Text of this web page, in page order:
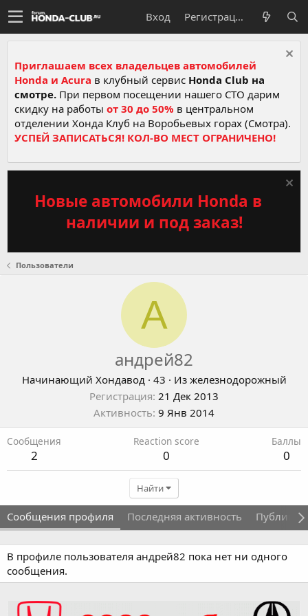
Вход Регистрация
Приглашаем всех владельцев автомобилей
Honda и Acura в клубный сервис Honda Club на
смотре. При первом посещении нашего СТО дарим
скидку на работы от 30 до 50% в центральном
отделении Хонда Клуб на Воробьевых горах (Смотра).
УСПЕЙ ЗАПИСАТЬСЯ! КОЛ-ВО МЕСТ ОГРАНИЧЕНО!
Новые автомобили Honda в
наличии и под заказ!
Пользователи
А
андрей82
Начинающий Хондавод · 43 · Из железнодорожный
Регистрация 21 Дек 2013
Активность 9 Янв 2014
Сообщения
2
Reaction score
0
Баллы
0
Найти
Сообщения профиля Последняя активность
В профиле пользователя андрей82 пока нет ни одного
сообщения.